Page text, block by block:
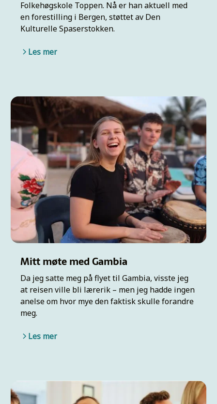
Folkehøgskole Toppen. Nå er han aktuell med
en forestilling i Bergen, støttet av Den
Kulturelle Spaserstokken.
Les mer
Mitt møte med Gambia
Da jeg satte meg på flyet til Gambia, visste jeg
at reisen ville bli lærerik – men jeg hadde ingen
anelse om hvor mye den faktisk skulle forandre
meg.
Les mer